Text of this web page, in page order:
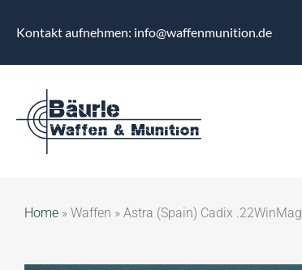
Kontakt aufnehmen: info@waffenmunition.de
Home » Waffen » Astra (Spain) Cadix .22WinMag